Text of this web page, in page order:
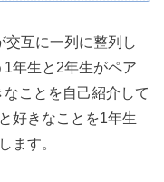
互に一列に整列し
年生と2年生がペア
ことを自己紹介して
好きなことを1年生
ます。